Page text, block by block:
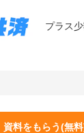
プラス
資料をもらう(無